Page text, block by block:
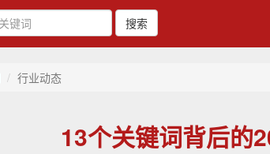
搜索
行业动态
13个关键词背后的